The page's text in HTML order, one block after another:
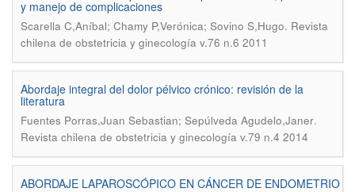
y manejo de complicaciones
Scarella C,Aníbal; Chamy P,Verónica; Sovino S,Hugo. Revista
chilena de obstetricia y ginecología v.76 n.6 2011
Abordaje integral del dolor pélvico crónico: revisión de la
literatura
Fuentes Porras,Juan Sebastian; Sepúlveda Agudelo,Janer.
Revista chilena de obstetricia y ginecología v.79 n.4 2014
ABORDAJE LAPAROSCÓPICO EN CÁNCER DE ENDOMETRIO